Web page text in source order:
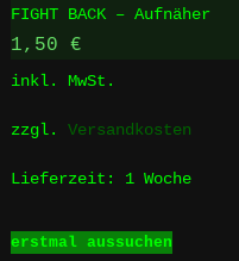
auf.
FIGHT BACK – Aufnäher
1,50 €
inkl. MwSt.
zzgl. Versandkosten
Lieferzeit: 1 Woche
erstmal aussuchenProdukt